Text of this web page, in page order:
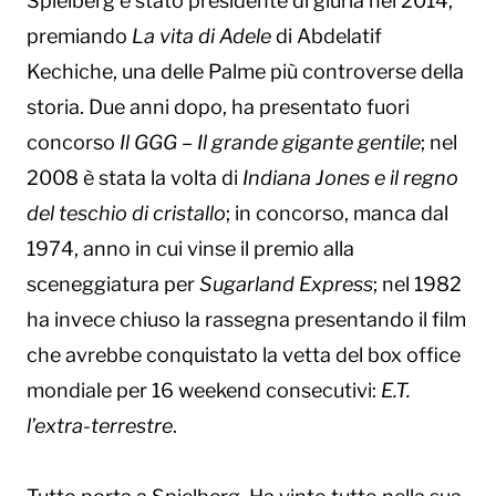
premiando La vita di Adeledi Abdelatif
Kechiche, una delle Palme più controverse della
storia. Due anni dopo, ha presentato fuori
concorso Il GGG – Il grande gigante gentile; nel
2008 è stata la volta di Indiana Jones e il regno
del teschio di cristallo; in concorso, manca dal
1974, anno in cui vinse il premio alla
sceneggiatura perSugarland Express; nel 1982
ha invece chiuso la rassegna presentando il film
che avrebbe conquistato la vetta del box office
mondiale per 16 weekend consecutivi: E.T.
l’extra-terrestre.